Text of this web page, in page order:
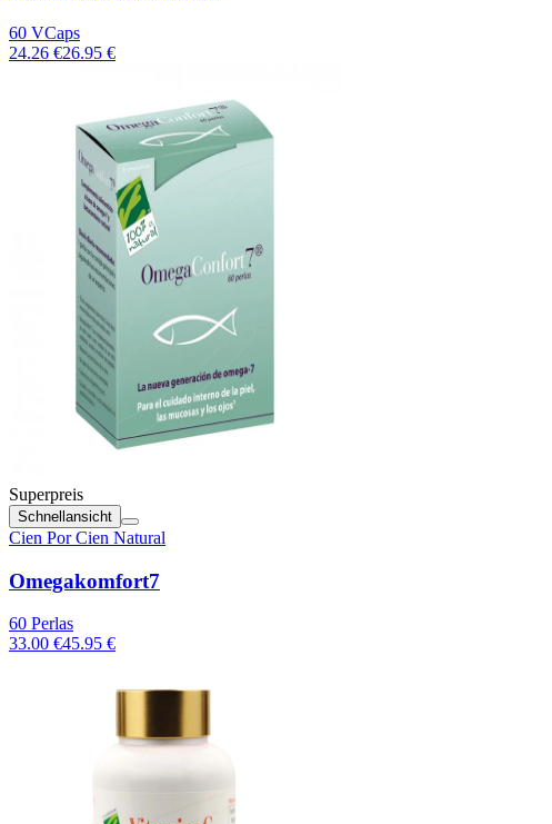
60 VCaps
24.26 €26.95 €
Superpreis
Schnellansicht
Cien Por Cien Natural
Omegakomfort7
60 Perlas
33.00 €45.95 €